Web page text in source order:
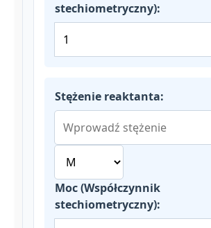
stechiometryczny):
Stężenie reaktanta:
Moc (Współczynnik
stechiometryczny):